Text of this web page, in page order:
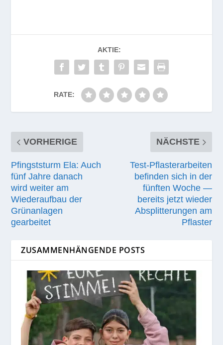
AKTIE:
RATE:
VORHERIGE
Pfingststurm Ela: Auch
fünf Jahre danach
wird weiter am
Wiederaufbau der
Grünanlagen
gearbeitet
NÄCHSTE
Test-Pflasterarbeiten
befinden sich in der
fünften Woche —
bereits jetzt wieder
Absplitterungen am
Pflaster
ZUSAMMENHÄNGENDE POSTS